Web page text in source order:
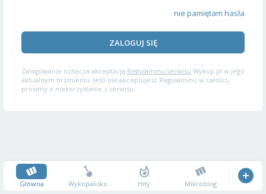
nie pamiętam hasła
ZALOGUJ SIĘ
Zalogowanie oznacza akceptację Regulaminu serwisu Wykop.pl w jego
aktualnym brzmieniu. Jeśli nie akceptujesz Regulaminu w całości,
prosimy o niekorzystanie z serwisu.
Główna Wykopalisko Hity Mikroblog